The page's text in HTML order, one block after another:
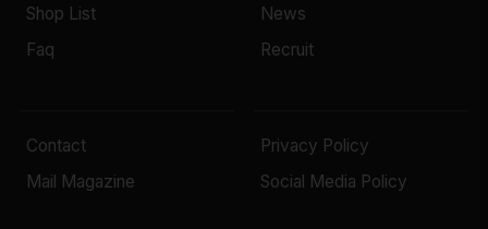
Shop List
Faq
News
Recruit
Contact
Mail Magazine
Privacy Policy
Social Media Policy